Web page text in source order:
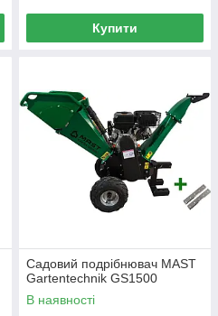
Купити
Садовий подрібнювач MAST
Gartentechnik GS1500
В наявності